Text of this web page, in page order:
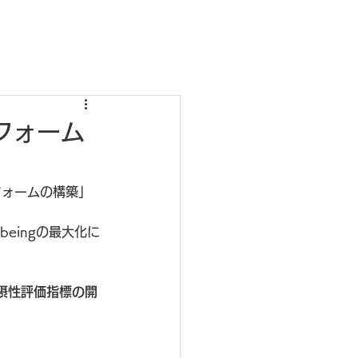
ォーム
ームの構築」
の最大化に
性評価指標の開